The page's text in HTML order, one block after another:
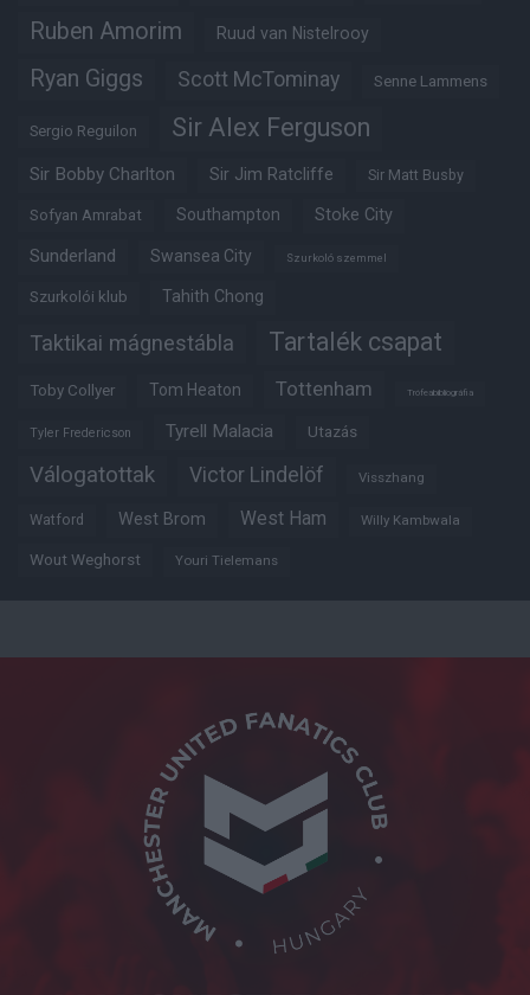
Ruben Amorim Ruud van Nistelrooy
Ryan Giggs Scott McTominay Senne Lammens
Sergio Reguilon Sir Alex Ferguson
Sir Bobby Charlton Sir Jim Ratcliffe Sir Matt Busby
Sofyan Amrabat Southampton Stoke City
Sunderland Swansea City Szurkoló szemmel
Szurkolói klub Tahith Chong
Taktikai mágnestábla Tartalék csapat
Toby Collyer Tom Heaton Tottenham Trófeabibliográfia
Tyler Fredericson Tyrell Malacia Utazás
Válogatottak Victor Lindelöf Visszhang
Watford West Brom West Ham Willy Kambwala
Wout Weghorst Youri Tielemans